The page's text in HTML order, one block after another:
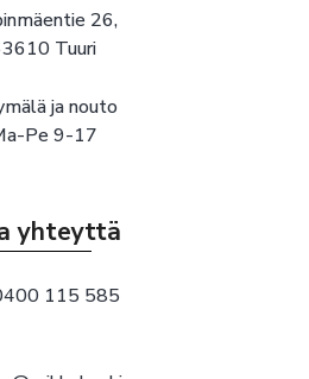
26,
Tuuri
ja nouto
Pe 9-17
yhteyttä
115 585